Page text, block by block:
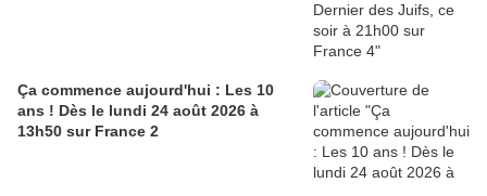
Ça commence aujourd'hui : Les 10
ans ! Dès le lundi 24 août 2026 à
13h50 sur France 2